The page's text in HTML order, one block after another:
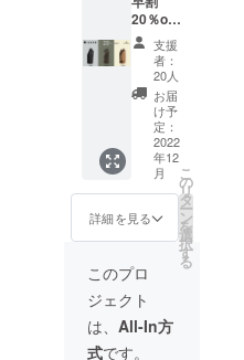
新しいかば
んを持つと
外出が楽し
くなりま
低価格でも
そんな高揚
感を味わっ
てほしいこ
とから、
中間の卸業
者などを全
て省き、海
外の生産
なる可
能性も
ござい
ます。
ご了承
くださ
い。 ※
ご注文
状況、
使用部
材の供
況、製
造工程
合等に
より出
荷時期
が遅れ
る場合
により
量産効
率が向
上した
場合、
正規販
売価格
が販売
予定価
格より
下がる
もござ
いま
デザイ
ン・仕
様・内
容品は
ブラッ
ク）の
中から2
点 ■お
届け：
2022年
12月末
までに
完了予
定 ※お
申し込
み順に
2022年
から発
です。
※ 発送
はヤマ
1（税・
送料
込）
【1個あ
たり
￥5,767
】にて
承りま
す。 ■
ラー：
Green
ン）、
Khaki（
カー
キ）、
Black（
20％off
】 完
成した
バッグ1
個（カ
ラビナ
付） 一
般販売
予定価
￥7,490
（税・
送料
込）の
とこ
ろ、
20%off
の
￥5,992
（税・
支援
者：
20人
お届
け予
定：
2022
年12
月
詳細を見る
こ
の
リ
タ
ー
ン
を
選
択
す
る
このプロ
ジェクト
は、 All-In方
式です。